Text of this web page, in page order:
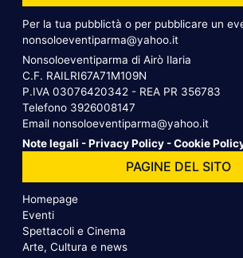
Per la tua pubblictà o per pubblicare un
nonsoloeventiparma@yahoo.it
Nonsoloeventiparma di Airò Ilaria
C.F. RAILRI67A71M109N
P.IVA 03076420342 - REA PR 356783
Telefono 3926008147
Email nonsoloeventiparma@yahoo.it
Note legali -Privacy Policy -Cookie
PAGINE DEL SITO
Homepage
Eventi
Spettacoli e Cinema
Arte, Cultura e news